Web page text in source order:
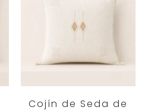
Cojín de Seda de